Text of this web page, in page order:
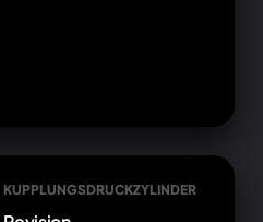
KUPPLUNGSDRUCKZYLINDER